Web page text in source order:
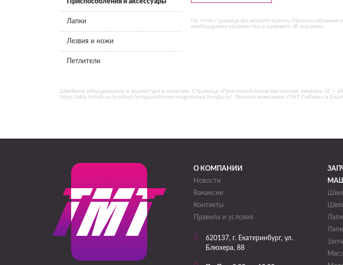
Приспособления и аксессуары
Лапки
Лезвия и ножи
Петлители
На этой странице вы можете купить Приспособление
необходимое количество и нажмите «В корзину».
Швейное оборудование и фурнитура в наличии. Страница «Приспособление магнитная линейка JZ —
https://ekb.tmtsib.ru/product/prisposoblenie-magnitnaya-linejka-jz/. Филиал компании «ТМТ-Сибирь» в
О КОМПАНИИ
Новости
Вакансии
Контакты
Правила и условия
620137, г. Екатеринбург, ул.
Блюхера, 88